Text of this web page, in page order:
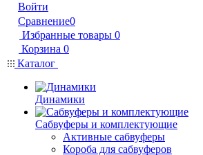
Войти
Сравнение0
Избранные товары 0
Корзина 0
Каталог
Динамики
Сабвуферы и комплектующие
Активные сабвуферы
Короба для сабвуферов